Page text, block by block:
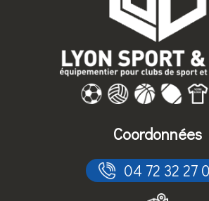
Coordonnées
04 72 32 27